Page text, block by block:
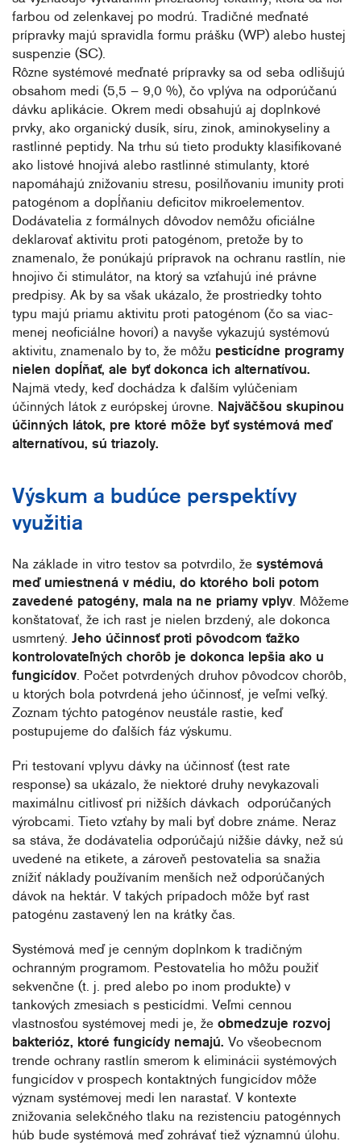
farbou od zelenkavej po modrú. Tradičné meďnaté
prípravky majú spravidla formu prášku (WP) alebo hustej
suspenzie (SC).
Rôzne systémové meďnaté prípravky sa od seba odlišujú
obsahom medi (5,5 – 9,0 %), čo vplýva na odporúčanú
dávku aplikácie. Okrem medi obsahujú aj doplnkové
prvky, ako organický dusík, síru, zinok, aminokyseliny a
rastlinné peptidy. Na trhu sú tieto produkty klasifikované
ako listové hnojivá alebo rastlinné stimulanty, ktoré
napomáhajú znižovaniu stresu, posilňovaniu imunity proti
patogénom a dopĺňaniu deficitov mikroelementov.
Dodávatelia z formálnych dôvodov nemôžu oficiálne
deklarovať aktivitu proti patogénom, pretože by to
znamenalo, že ponúkajú prípravok na ochranu rastlín, nie
hnojivo či stimulátor, na ktorý sa vzťahujú iné právne
predpisy. Ak by sa však ukázalo, že prostriedky tohto
typu majú priamu aktivitu proti patogénom (čo sa viac-
menej neoficiálne hovorí) a navyše vykazujú systémovú
aktivitu, znamenalo by to, že môžu pesticídne programy
nielen dopĺňať, ale byť dokonca ich alternatívou.
Najmä vtedy, keď dochádza k ďalším vylúčeniam
účinných látok z európskej úrovne. Najväčšou skupinou
účinných látok, pre ktoré môže byť systémová meď
alternatívou, sú triazoly.
Výskum a budúce perspektívy
využitia
Na základe in vitro testov sa potvrdilo, že systémová
meď umiestnená v médiu, do ktorého boli potom
zavedené patogény, mala na ne priamy vplyv. Môžeme
konštatovať, že ich rast je nielen brzdený, ale dokonca
usmrtený. Jeho účinnosť proti pôvodcom ťažko
kontrolovateľných chorôb je dokonca lepšia ako u
fungicídov. Počet potvrdených druhov pôvodcov chorôb,
u ktorých bola potvrdená jeho účinnosť, je veľmi veľký.
Zoznam týchto patogénov neustále rastie, keď
postupujeme do ďalších fáz výskumu.
Pri testovaní vplyvu dávky na účinnosť (test rate
response) sa ukázalo, že niektoré druhy nevykazovali
maximálnu citlivosť pri nižších dávkach odporúčaných
výrobcami. Tieto vzťahy by mali byť dobre známe. Neraz
sa stáva, že dodávatelia odporúčajú nižšie dávky, než sú
uvedené na etikete, a zároveň pestovatelia sa snažia
znížiť náklady používaním menších než odporúčaných
dávok na hektár. V takých prípadoch môže byť rast
patogénu zastavený len na krátky čas.
Systémová meď je cenným doplnkom k tradičným
ochranným programom. Pestovatelia ho môžu použiť
sekvenčne (t. j. pred alebo po inom produkte) v
tankových zmesiach s pesticídmi. Veľmi cennou
vlastnosťou systémovej medi je, že obmedzuje rozvoj
bakterióz, ktoré fungicídy nemajú. Vo všeobecnom
trende ochrany rastlín smerom k eliminácii systémových
fungicídov v prospech kontaktných fungicídov môže
význam systémovej medi len narastať. V kontexte
znižovania selekčného tlaku na rezistenciu patogénnych
húb bude systémová meď zohrávať tiež významnú úlohu.